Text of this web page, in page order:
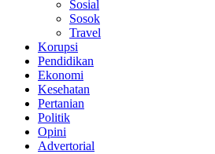
Sosial
Sosok
Travel
Korupsi
Pendidikan
Ekonomi
Kesehatan
Pertanian
Politik
Opini
Advertorial